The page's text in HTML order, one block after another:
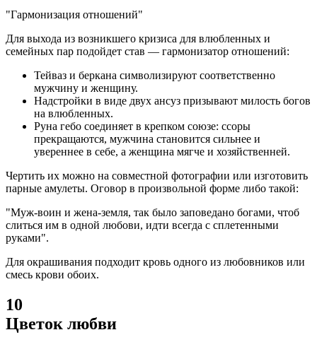
"Гармонизация отношений"
Для выхода из возникшего кризиса для влюбленных и
семейных пар подойдет став — гармонизатор отношений:
Тейваз и беркана символизируют соответственно
мужчину и женщину.
Надстройки в виде двух ансуз призывают милость богов
на влюбленных.
Руна гебо соединяет в крепком союзе: ссоры
прекращаются, мужчина становится сильнее и
увереннее в себе, а женщина мягче и хозяйственней.
Чертить их можно на совместной фотографии или изготовить
парные амулеты. Оговор в произвольной форме либо такой:
"Муж-воин и жена-земля, так было заповедано богами, чтоб
слиться им в одной любови, идти всегда с сплетенными
руками".
Для окрашивания подходит кровь одного из любовников или
смесь крови обоих.
10
Цветок любви